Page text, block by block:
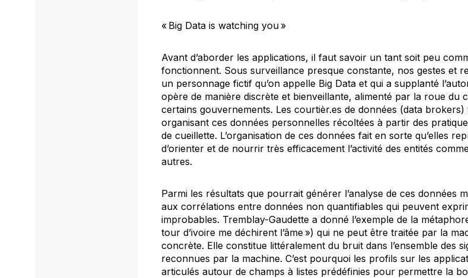
« Big Data is watching you »
Avant d’aborder les applications, il faut savoir un tant soit peu
fonctionnent. Sous surveillance presque constante, nos gestes et
un personnage fictif qu’on appelle Big Data et qui a supplanté
opère de manière discrète et bienveillante, alimenté par la roue du
certains gouvernements. Les courtièr.es de données (data brokers)
organisant ces données personnelles récoltées à partir des
de cueillette. L’organisation de ces données fait en sorte qu’elles
d’orienter et de nourrir très efficacement l’activité des entités
autres.
Parmi les résultats que pourrait générer l’analyse de ces données
aux corrélations entre données non quantifiables qui peuvent
improbables. Tremblay-Gaudette a donné l’exemple de la
tour d’ivoire me déchirent l’âme ») qui ne peut être traitée par la
concrète. Elle constitue littéralement du bruit dans l’ensemble des
reconnues par la machine. C’est pourquoi les profils sur les
articulés autour de champs à listes prédéfinies pour permettre la